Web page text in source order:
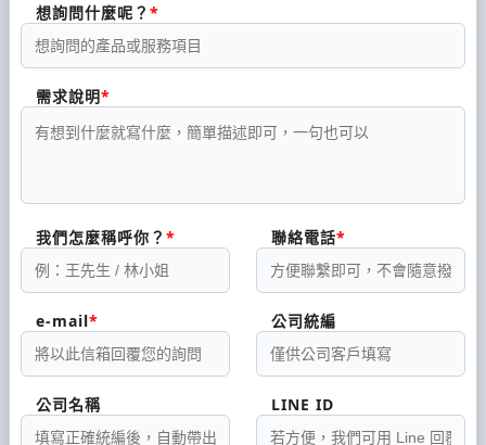
想詢問什麼呢？
需求說明
我們怎麼稱呼你？ 聯絡電話
e-mail 公司統編
公司名稱 LINE ID